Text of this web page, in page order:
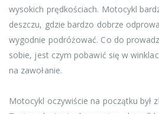
wysokich prędkościach. Motocykl
deszczu, gdzie bardzo dobrze
wygodnie podróżować. Co do
sobie, jest czym pobawić się w
na zawołanie.
Motocykl oczywiście na początku był